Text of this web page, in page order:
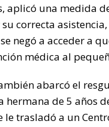
aplicó una medida
correcta
negó a acceder a
médica al
abarcó el
hermana de 5 años
le trasladó a un